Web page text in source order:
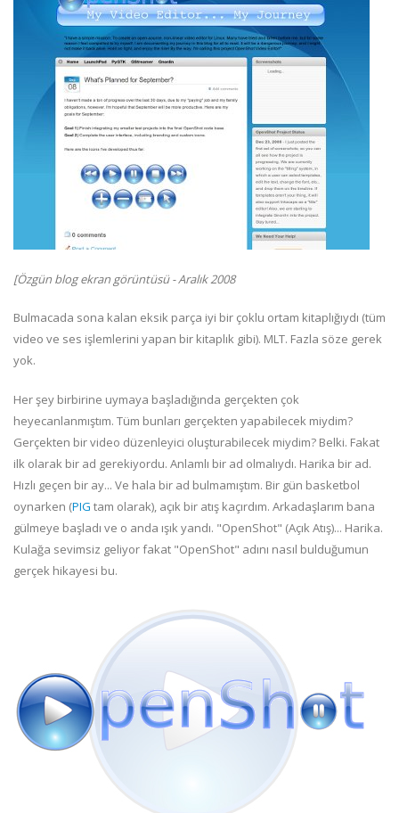
[Özgün blog ekran görüntüsü - Aralık 2008
Bulmacada sona kalan eksik parça iyi bir çoklu ortam kitaplığıydı (tüm
video ve ses işlemlerini yapan bir kitaplık gibi). MLT. Fazla söze gerek
yok.
Her şey birbirine uymaya başladığında gerçekten çok
heyecanlanmıştım. Tüm bunları gerçekten yapabilecek miydim?
Gerçekten bir video düzenleyici oluşturabilecek miydim? Belki. Fakat
ilk olarak bir ad gerekiyordu. Anlamlı bir ad olmalıydı. Harika bir ad.
Hızlı geçen bir ay... Ve hala bir ad bulmamıştım. Bir gün basketbol
oynarken (PIG tam olarak), açık bir atış kaçırdım. Arkadaşlarım bana
gülmeye başladı ve o anda ışık yandı. "OpenShot" (Açık Atış)... Harika.
Kulağa sevimsiz geliyor fakat "OpenShot" adını nasıl bulduğumun
gerçek hikayesi bu.